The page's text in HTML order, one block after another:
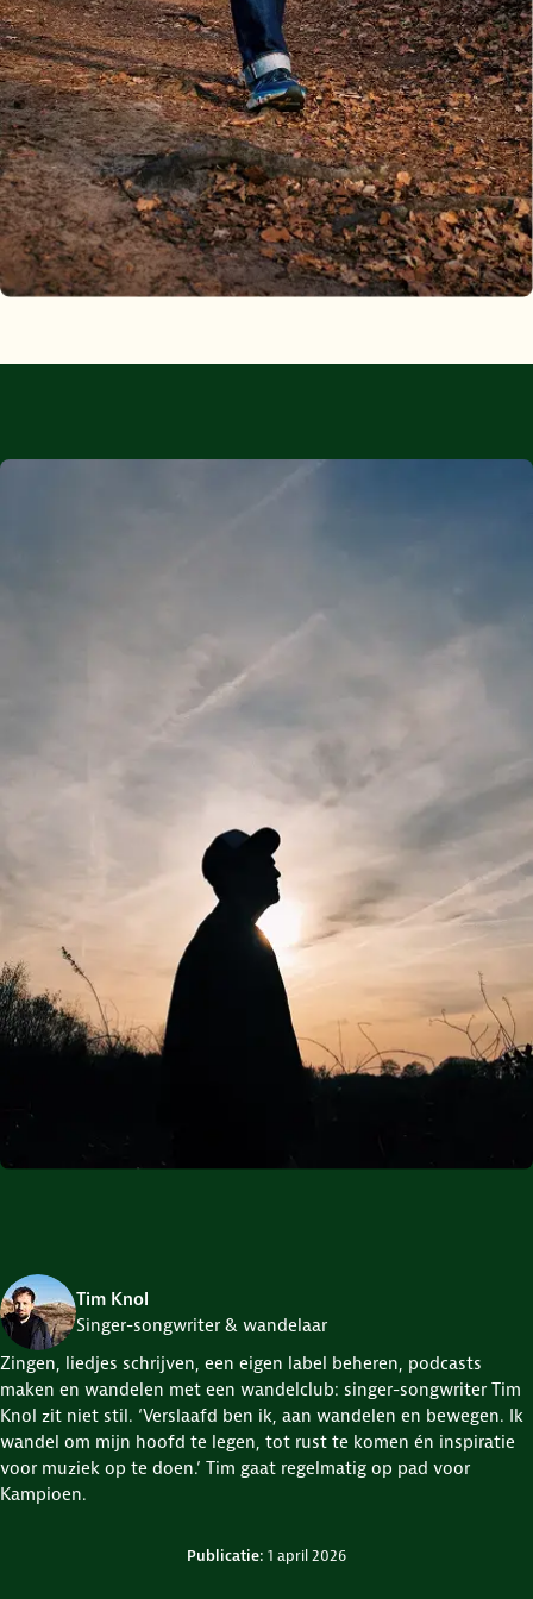
Tim Knol
Singer-songwriter & wandelaar
Zingen, liedjes schrijven, een eigen label beheren, podcasts
maken en wandelen met een wandelclub: singer-songwriter Tim
Knol zit niet stil. ‘Verslaafd ben ik, aan wandelen en bewegen. Ik
wandel om mijn hoofd te legen, tot rust te komen én inspiratie
voor muziek op te doen.’ Tim gaat regelmatig op pad voor
Kampioen.
Publicatie: 1 april 2026